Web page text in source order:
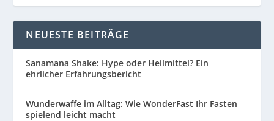
NEUESTE BEITRÄGE
Sanamana Shake: Hype oder Heilmittel? Ein
ehrlicher Erfahrungsbericht
Wunderwaffe im Alltag: Wie WonderFast Ihr Fasten
spielend leicht macht